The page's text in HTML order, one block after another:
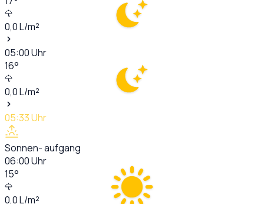
0,0L/m²
05:00Uhr
16°
0,0L/m²
05:33Uhr
Sonnen- aufgang
06:00Uhr
15°
0,0L/m²